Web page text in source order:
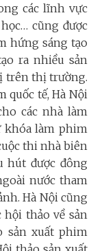
các lĩnh vực
cũng được
hứng sáng tạo
ra nhiều sản
trên thị trường.
tế, Hà Nội
các nhà làm
khóa làm phim
thi nhà biên
hút được đông
nước tham
Hà Nội cũng
thảo về sản
sản xuất phim